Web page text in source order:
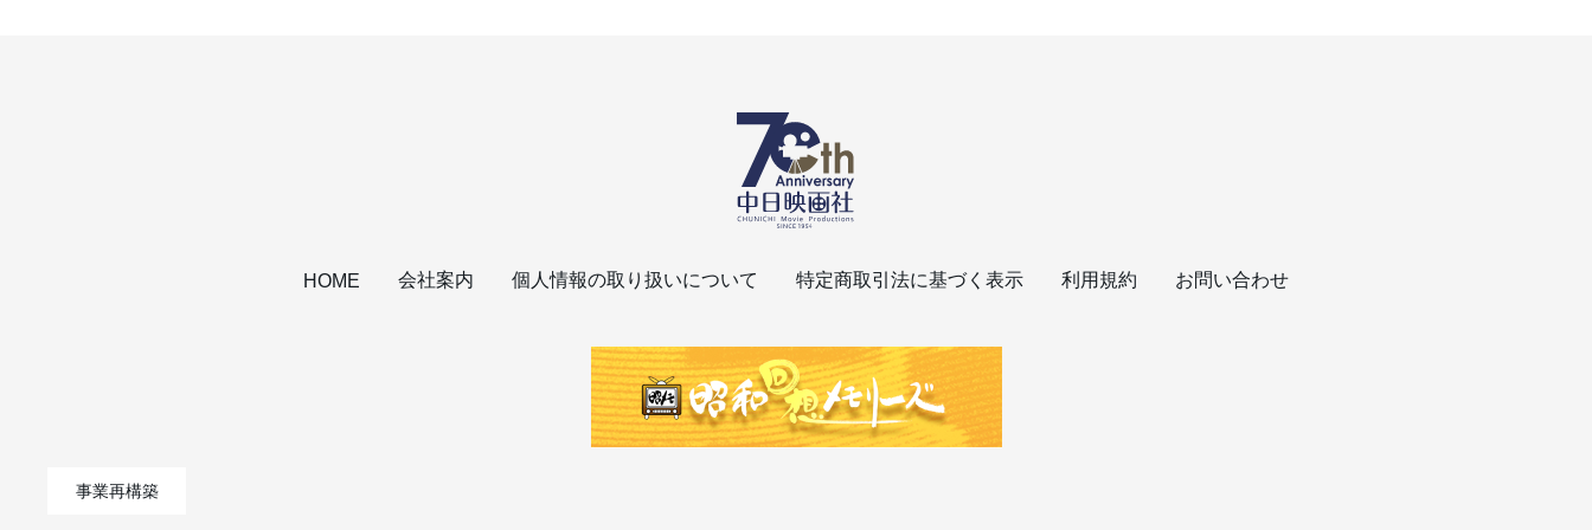
HOME 会社案内 個人情報の取り扱いについて 特定商取引法に基づく表示 利用規約 お問い合わせ
事業再構築